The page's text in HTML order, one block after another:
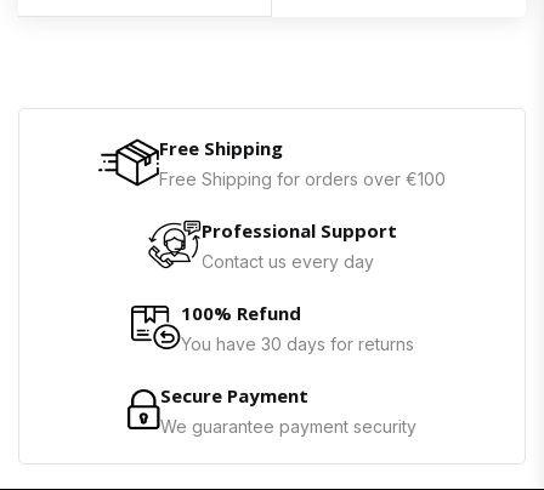
Free Shipping
Free Shipping for orders over €100
Professional Support
Contact us every day
100% Refund
You have 30 days for returns
Secure Payment
We guarantee payment security